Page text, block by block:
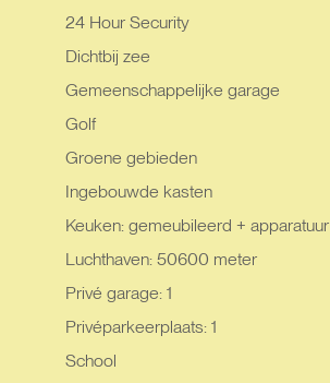
24 Hour Security
Dichtbij zee
Gemeenschappelijke garage
Golf
Groene gebieden
Ingebouwde kasten
Keuken: gemeubileerd + apparatuur
Luchthaven: 50600 meter
Privé garage: 1
Privéparkeerplaats: 1
School